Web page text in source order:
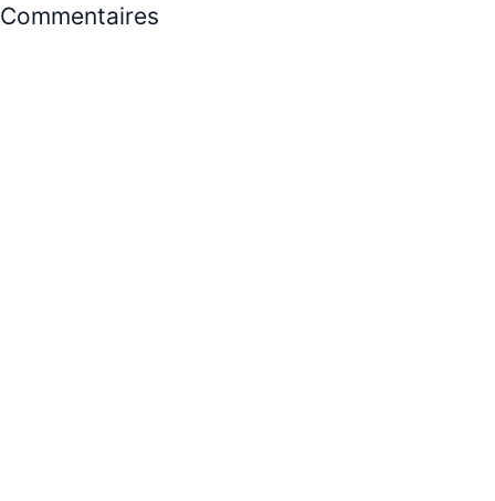
Commentaires